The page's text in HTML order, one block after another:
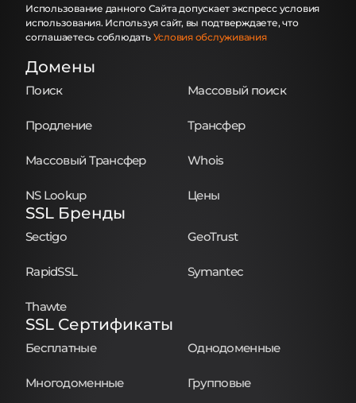
Использование данного Сайта допускает экспресс условия
использования. Используя сайт, вы подтверждаете, что
соглашаетесь соблюдать Условия обслуживания
Домены
Поиск Массовый поиск
Продление Трансфер
Массовый Трансфер Whois
NS Lookup Цены
SSL Бренды
Sectigo GeoTrust
RapidSSL Symantec
Thawte
SSL Сертификаты
Бесплатные Однодоменные
Многодоменные Групповые